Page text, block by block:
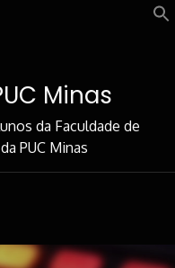
Minas
da Faculdade de
PUC Minas